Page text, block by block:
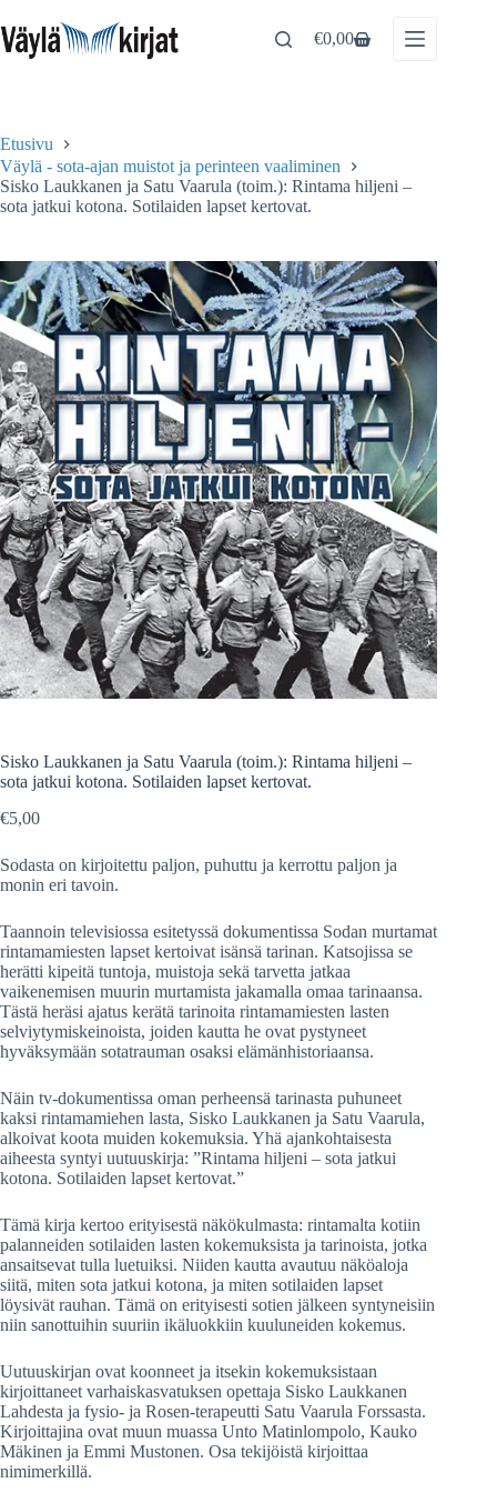
to
content
Shopping
€0,00
Etusivu
Väylä - sota-ajan muistot ja perinteen vaaliminen
Sisko Laukkanen ja Satu Vaarula (toim.): Rintama hiljeni –
sota jatkui kotona. Sotilaiden lapset kertovat.
Sisko Laukkanen ja Satu Vaarula (toim.): Rintama hiljeni –
sota jatkui kotona. Sotilaiden lapset kertovat.
€5,00
Sodasta on kirjoitettu paljon, puhuttu ja kerrottu paljon ja
monin eri tavoin.
Taannoin televisiossa esitetyssä dokumentissa Sodan murtamat
rintamamiesten lapset kertoivat isänsä tarinan. Katsojissa se
herätti kipeitä tuntoja, muistoja sekä tarvetta jatkaa
vaikenemisen muurin murtamista jakamalla omaa tarinaansa.
Tästä heräsi ajatus kerätä tarinoita rintamamiesten lasten
selviytymiskeinoista, joiden kautta he ovat pystyneet
hyväksymään sotatrauman osaksi elämänhistoriaansa.
Näin tv-dokumentissa oman perheensä tarinasta puhuneet
kaksi rintamamiehen lasta, Sisko Laukkanen ja Satu Vaarula,
alkoivat koota muiden kokemuksia. Yhä ajankohtaisesta
aiheesta syntyi uutuuskirja: ”Rintama hiljeni – sota jatkui
kotona. Sotilaiden lapset kertovat.”
Tämä kirja kertoo erityisestä näkökulmasta: rintamalta kotiin
palanneiden sotilaiden lasten kokemuksista ja tarinoista, jotka
ansaitsevat tulla luetuiksi. Niiden kautta avautuu näköaloja
siitä, miten sota jatkui kotona, ja miten sotilaiden lapset
löysivät rauhan. Tämä on erityisesti sotien jälkeen syntyneisiin
niin sanottuihin suuriin ikäluokkiin kuuluneiden kokemus.
Uutuuskirjan ovat koonneet ja itsekin kokemuksistaan
kirjoittaneet varhaiskasvatuksen opettaja Sisko Laukkanen
Lahdesta ja fysio- ja Rosen-terapeutti Satu Vaarula Forssasta.
Kirjoittajina ovat muun muassa Unto Matinlompolo, Kauko
Mäkinen ja Emmi Mustonen. Osa tekijöistä kirjoittaa
nimimerkillä.